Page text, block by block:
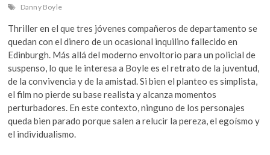
Danny Boyle
Thriller en el que tres jóvenes compañeros de departamento se
quedan con el dinero de un ocasional inquilino fallecido en
Edinburgh. Más allá del moderno envoltorio para un policial de
suspenso, lo que le interesa a Boyle es el retrato de la juventud,
de la convivencia y de la amistad. Si bien el planteo es simplista,
el film no pierde su base realista y alcanza momentos
perturbadores. En este contexto, ninguno de los personajes
queda bien parado porque salen a relucir la pereza, el egoísmo y
el individualismo.